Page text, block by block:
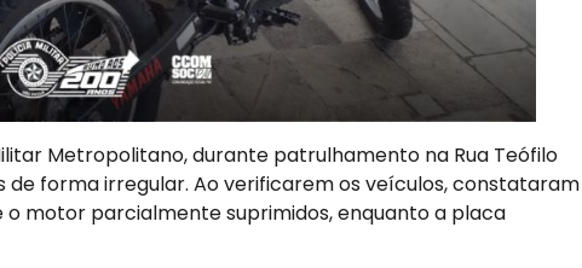
Metropolitano, durante patrulhamento na Rua Teófilo
forma irregular. Ao verificarem os veículos, constataram
motor parcialmente suprimidos, enquanto a placa